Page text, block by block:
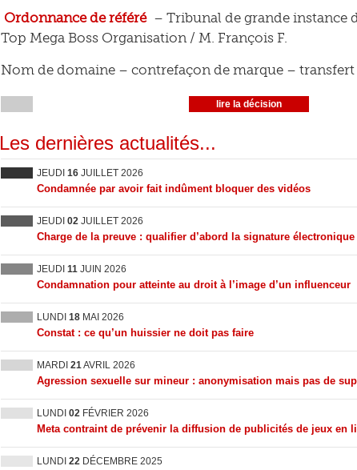
Ordonnance de référé – Tribunal de grande instance
Top Mega Boss Organisation / M. François F.
Nom de domaine – contrefaçon de marque –
lire la décision
Les dernières actualités...
JEUDI 16 JUILLET 2026
Condamnée par avoir fait indûment bloquer des vidéos
JEUDI 02 JUILLET 2026
Charge de la preuve : qualifier d’abord la signature électronique
JEUDI 11 JUIN 2026
Condamnation pour atteinte au droit à l’image d’un influenceur
LUNDI 18 MAI 2026
Constat : ce qu’un huissier ne doit pas faire
MARDI 21AVRIL 2026
Agression sexuelle sur mineur : anonymisation mais pas de
LUNDI 02 FÉVRIER 2026
Meta contraint de prévenir la diffusion de publicités de jeux en
LUNDI 22 DÉCEMBRE 2025